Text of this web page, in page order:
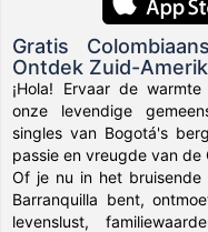
Gratis
Ontdek Zuid-
¡Hola! Ervaar de
onze levendige
singles van Bogotá's
passie en vreugde van de
Of je nu in het bruisende
Barranquilla bent,
levenslust,